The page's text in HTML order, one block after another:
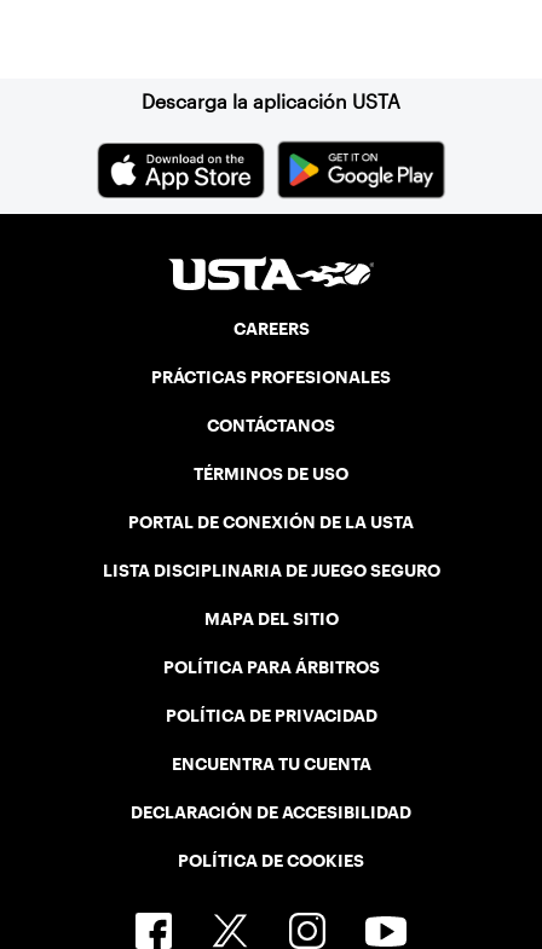
Descarga la aplicación USTA
CAREERS
PRÁCTICAS PROFESIONALES
CONTÁCTANOS
TÉRMINOS DE USO
PORTAL DE CONEXIÓN DE LA USTA
LISTA DISCIPLINARIA DE JUEGO SEGURO
MAPA DEL SITIO
POLÍTICA PARA ÁRBITROS
POLÍTICA DE PRIVACIDAD
ENCUENTRA TU CUENTA
DECLARACIÓN DE ACCESIBILIDAD
POLÍTICA DE COOKIES